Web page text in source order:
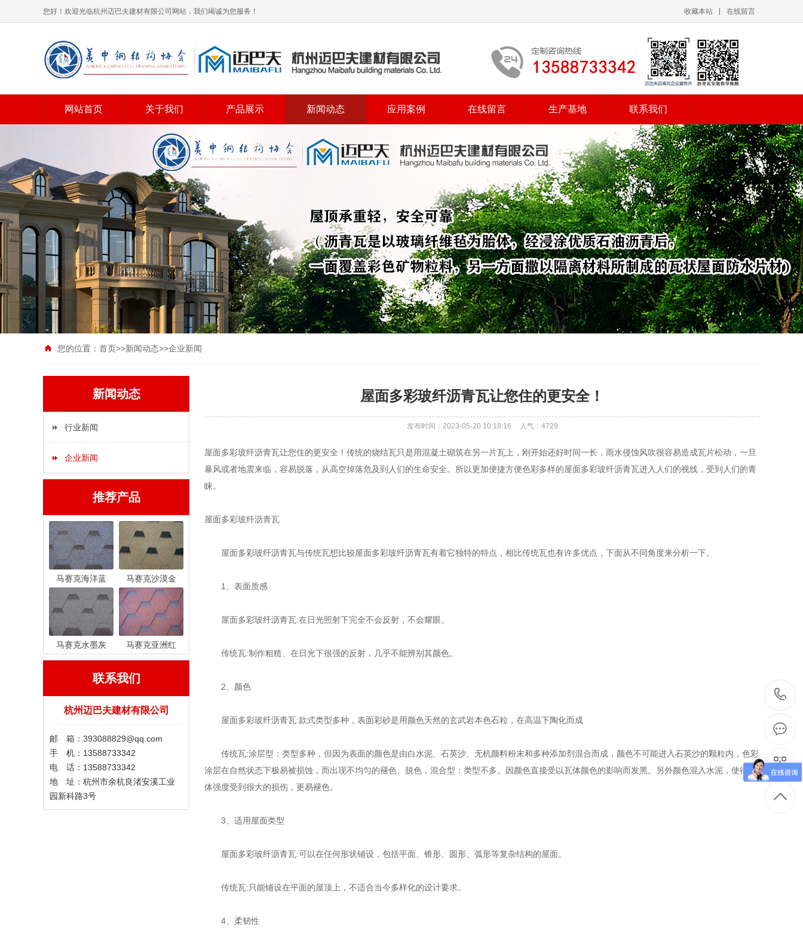
您好！欢迎光临杭州迈巴夫建材有限公司网站，我们竭诚为您服务！ 收藏本站 在线留言
网站首页 关于我们 产品展示 新闻动态 应用案例 在线留言 生产基地 联系我们
您的位置： 首页>>新闻动态>>企业新闻
新闻动态
行业新闻
企业新闻
推荐产品
马赛克海洋蓝 马赛克沙漠金
马赛克水墨灰 马赛克亚洲红
联系我们
杭州迈巴夫建材有限公司
邮 箱：393088829@qq.com
手 机：13588733342
电 话：13588733342
地 址：杭州市余杭良渚安溪工业
园新科路3号
屋面多彩玻纤沥青瓦让您住的更安全！
发布时间：2023-05-20 10:18:16 人气： 4729
屋面多彩玻纤沥青瓦让您住的更安全！传统的烧结瓦只是用混凝土砌筑在另一片瓦上，刚开始还好时间一长，雨水侵蚀风吹很容易造成瓦片松动，一旦
暴风或者地震来临，容易脱落，从高空掉落危及到人们的生命安全。所以更加便捷方便色彩多样的屋面多彩玻纤沥青瓦进入人们的视线，受到人们的青
睐。
屋面多彩玻纤沥青瓦
屋面多彩玻纤沥青瓦与传统瓦想比较屋面多彩玻纤沥青瓦有着它独特的特点，相比传统瓦也有许多优点，下面从不同角度来分析一下。
1、表面质感
屋面多彩玻纤沥青瓦:在日光照射下完全不会反射，不会耀眼。
传统瓦:制作粗糙、在日光下很强的反射，几乎不能辨别其颜色。
2、颜色
屋面多彩玻纤沥青瓦:款式类型多种，表面彩砂是用颜色天然的玄武岩本色石粒，在高温下陶化而成
传统瓦:涂层型：类型多种，但因为表面的颜色是由白水泥、石英沙、无机颜料粉末和多种添加剂混合而成，颜色不可能进入石英沙的颗粒内，色彩
涂层在自然状态下极易被损蚀，而出现不均匀的褪色、脱色，混合型：类型不多。因颜色直接受以瓦体颜色的影响而发黑。另外颜色混入水泥，使得瓦
体强度受到很大的损伤，更易褪色。
3、适用屋面类型
屋面多彩玻纤沥青瓦:可以在任何形状铺设，包括平面、锥形、圆形、弧形等复杂结构的屋面。
传统瓦:只能铺设在平面的屋顶上，不适合当今多样化的设计要求。
4、柔韧性